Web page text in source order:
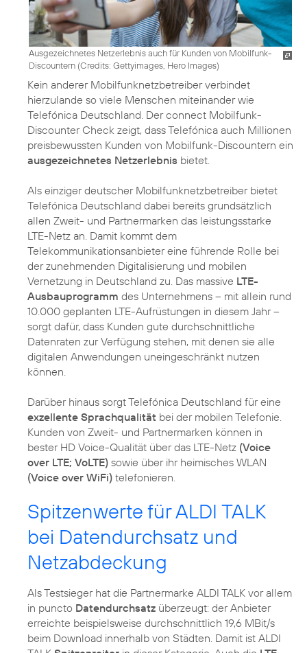
Ausgezeichnetes Netzerlebnis auch für Kunden von Mobilfunk-
Discountern (Credits: Gettyimages, Hero Images)
Kein anderer Mobilfunknetzbetreiber verbindet
hierzulande so viele Menschen miteinander wie
Telefónica Deutschland. Der connect Mobilfunk-
Discounter Check zeigt, dass Telefónica auch Millionen
preisbewussten Kunden von Mobilfunk-Discountern ein
ausgezeichnetes Netzerlebnis bietet.
Als einziger deutscher Mobilfunknetzbetreiber bietet
Telefónica Deutschland dabei bereits grundsätzlich
allen Zweit- und Partnermarken das leistungsstarke
LTE-Netz an. Damit kommt dem
Telekommunikationsanbieter eine führende Rolle bei
der zunehmenden Digitalisierung und mobilen
Vernetzung in Deutschland zu. Das massive LTE-
Ausbauprogramm des Unternehmens – mit allein rund
10.000 geplanten LTE-Aufrüstungen in diesem Jahr –
sorgt dafür, dass Kunden gute durchschnittliche
Datenraten zur Verfügung stehen, mit denen sie alle
digitalen Anwendungen uneingeschränkt nutzen
können.
Darüber hinaus sorgt Telefónica Deutschland für eine
exzellente Sprachqualität bei der mobilen Telefonie.
Kunden von Zweit- und Partnermarken können in
bester HD Voice-Qualität über das LTE-Netz (Voice
over LTE; VoLTE) sowie über ihr heimisches WLAN
(Voice over WiFi)
Spitzenwerte für ALDI TALK
bei Datendurchsatz und
Netzabdeckung
Als Testsieger hat die Partnermarke ALDI TALK vor allem
in puncto Datendurchsatz überzeugt: der Anbieter
erreichte beispielsweise durchschnittlich 19,6 MBit/s
beim Download innerhalb von Städten. Damit ist ALDI